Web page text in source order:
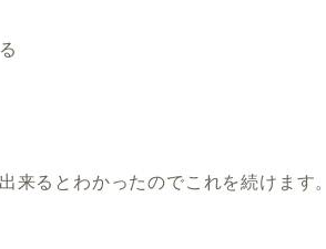
来るとわかったのでこれを続けます。